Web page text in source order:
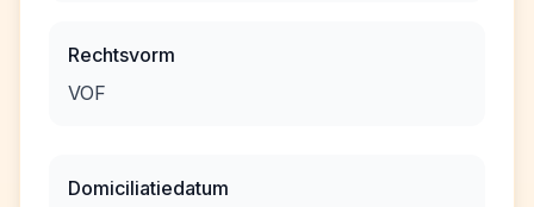
Rechtsvorm
VOF
Domiciliatiedatum